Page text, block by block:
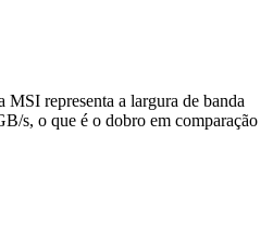
representa a largura de banda
s, o que é o dobro em comparação